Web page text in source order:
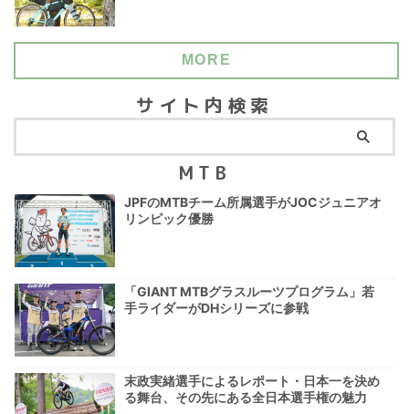
MORE
サイト内検索
MTB
JPFのMTBチーム所属選手がJOCジュニアオ
リンピック優勝
「GIANT MTBグラスルーツプログラム」若
手ライダーがDHシリーズに参戦
末政実緒選手によるレポート・日本一を決め
る舞台、その先にある全日本選手権の魅力